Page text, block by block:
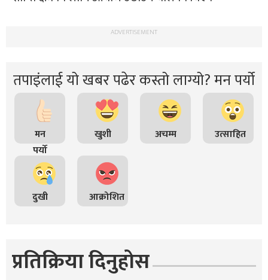
ADVERTISEMENT
तपाइंलाई यो खबर पढेर कस्तो लाग्यो? मन पर्यो
मन
पर्यो
खुशी अचम्म उत्साहित
दुखी आक्रोशित
प्रतिक्रिया दिनुहोस